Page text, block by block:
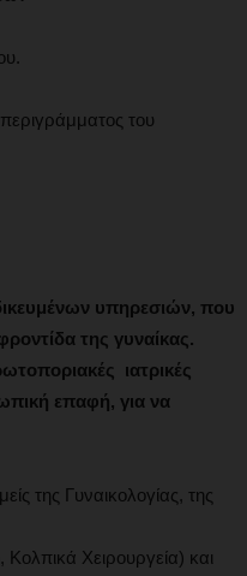
του
υπηρεσιών, που
της γυναίκας.
ιατρικές
επαφή, για να
της Γυναικολογίας, της
Χειρουργεία) και